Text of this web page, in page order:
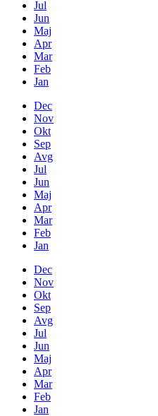
Jul
Jun
Maj
Apr
Mar
Feb
Jan
Dec
Nov
Okt
Sep
Avg
Jul
Jun
Maj
Apr
Mar
Feb
Jan
Dec
Nov
Okt
Sep
Avg
Jul
Jun
Maj
Apr
Mar
Feb
Jan